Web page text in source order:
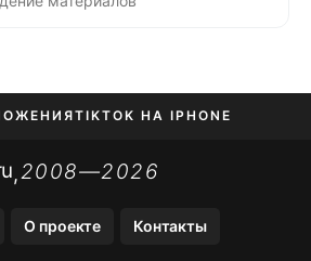
TIKTOK НА IPHONE
STORE
,2008—2026
О проекте Контакты